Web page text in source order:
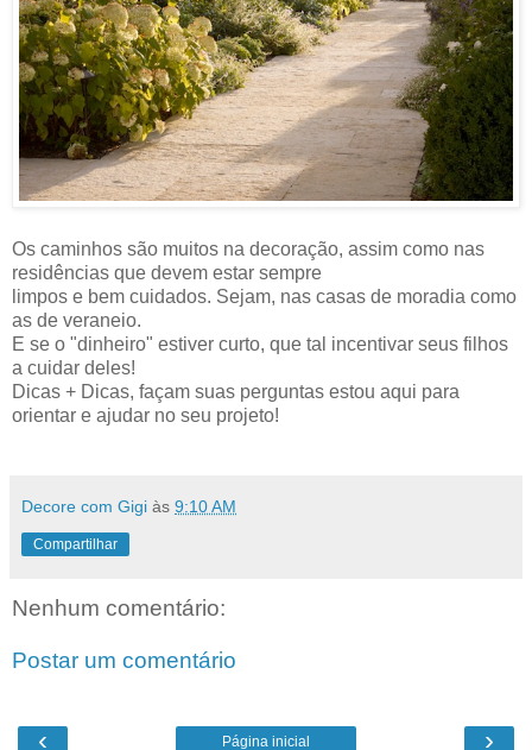
Os caminhos são muitos na decoração, assim como nas
residências que devem estar sempre
limpos e bem cuidados. Sejam, nas casas de moradia como
as de veraneio.
E se o "dinheiro" estiver curto, que tal incentivar seus filhos
a cuidar deles!
Dicas + Dicas, façam suas perguntas estou aqui para
orientar e ajudar no seu projeto!
Decore com Gigi às 9:10 AM
Compartilhar
Nenhum comentário:
Postar um comentário
‹ ›
Página inicial